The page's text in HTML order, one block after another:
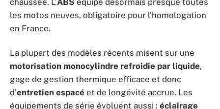
chaussée. L’ABS équipe désormais presque toutes
les motos neuves, obligatoire pour l’homologation
en France.
La plupart des modèles récents misent sur une
motorisation monocylindre refroidie par liquide,
gage de gestion thermique efficace et donc
d’entretien espacé et de longévité accrue. Les
équipements de série évoluent aussi : éclairage